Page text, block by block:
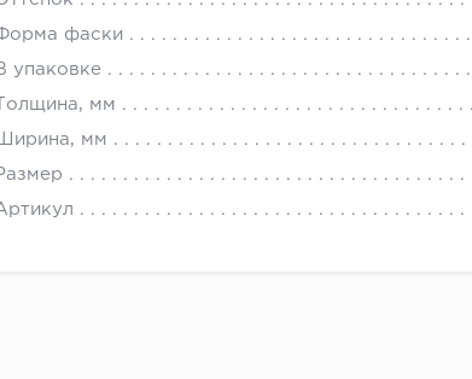
фаски
упаковке
Толщина, мм
Ширина, мм